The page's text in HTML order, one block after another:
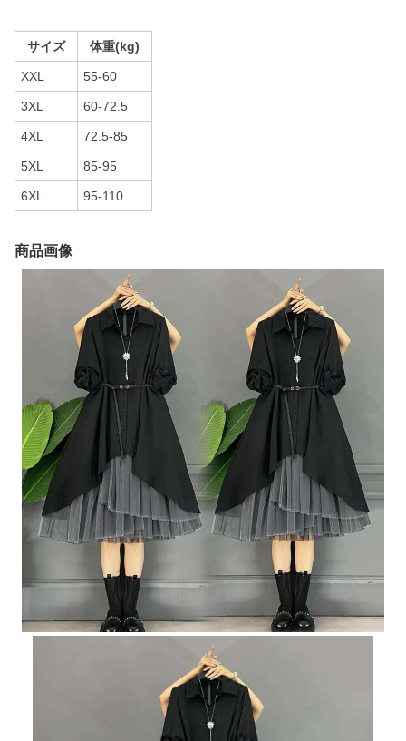
サイズ 体重(kg)
XXL 55-60
3XL 60-72.5
4XL 72.5-85
5XL 85-95
6XL 95-110
商品画像